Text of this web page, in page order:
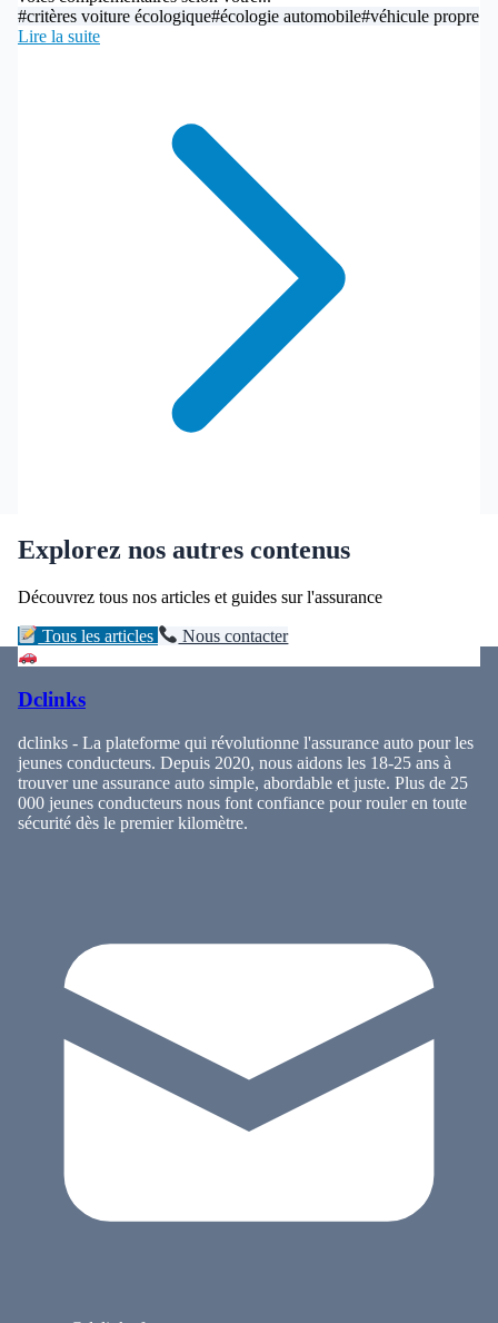
#critères voiture écologique#écologie automobile#véhicule propre
Lire la suite
Explorez nos autres contenus
Découvrez tous nos articles et guides sur l'assurance
Tous les articles Nous contacter
Dclinks
dclinks - La plateforme qui révolutionne l'assurance auto pour les
jeunes conducteurs. Depuis 2020, nous aidons les 18-25 ans à
trouver une assurance auto simple, abordable et juste. Plus de 25
000 jeunes conducteurs nous font confiance pour rouler en toute
sécurité dès le premier kilomètre.